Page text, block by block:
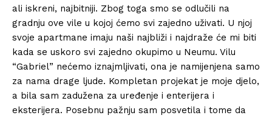
ali iskreni, najbitniji. Zbog toga smo se odlučili na
gradnju ove vile u kojoj ćemo svi zajedno uživati. U njoj
svoje apartmane imaju naši najbliži i najdraže će mi biti
kada se uskoro svi zajedno okupimo u Neumu. Vilu
“Gabriel” nećemo iznajmljivati, ona je namijenjena samo
za nama drage ljude. Kompletan projekat je moje djelo,
a bila sam zadužena za uređenje i enterijera i
eksterijera. Posebnu pažnju sam posvetila i tome da